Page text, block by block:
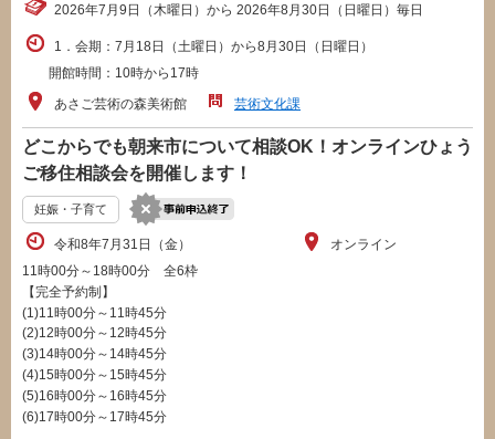
2026年7月9日（木曜日）から 2026年8月30日（日曜日）毎日
1．会期：7月18日（土曜日）から8月30日（日曜日）
開館時間：10時から17時
あさご芸術の森美術館
芸術文化課
どこからでも朝来市について相談OK！オンラインひょう
ご移住相談会を開催します！
妊娠・子育て
令和8年7月31日（金）
11時00分～18時00分 全6枠
【完全予約制】
(1)11時00分～11時45分
(2)12時00分～12時45分
(3)14時00分～14時45分
(4)15時00分～15時45分
(5)16時00分～16時45分
(6)17時00分～17時45分
オンライン